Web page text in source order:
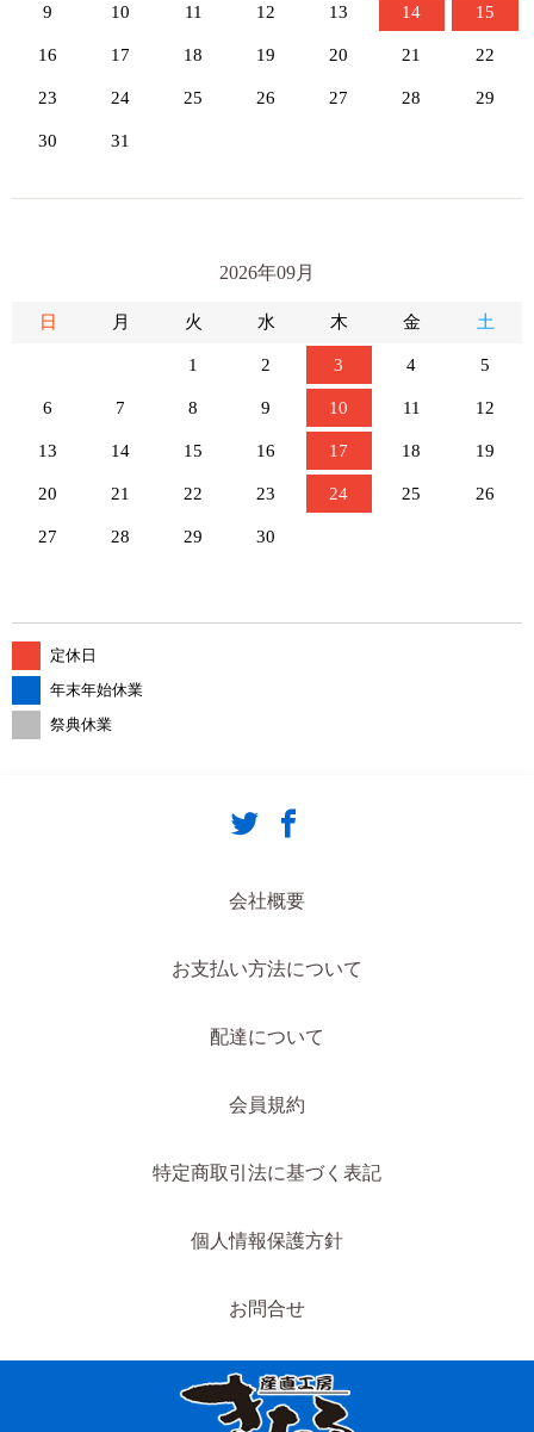
9 10 11 12 13 14 15
16 17 18 19 20 21 22
23 24 25 26 27 28 29
30 31
2026年09月
日 月 火 水 木 金 土
1 2 3 4 5
6 7 8 9 10 11 12
13 14 15 16 17 18 19
20 21 22 23 24 25 26
27 28 29 30
定休日
年末年始休業
祭典休業
会社概要
お支払い方法について
配達について
会員規約
特定商取引法に基づく表記
個人情報保護方針
お問合せ